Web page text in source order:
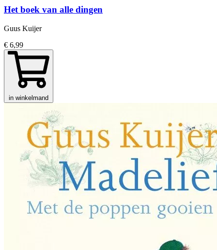
Het boek van alle dingen
Guus Kuijer
€ 6,99
in winkelmand